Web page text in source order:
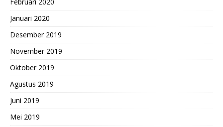
Januari 2020
Desember 2019
November 2019
Oktober 2019
Agustus 2019
Juni 2019
Mei 2019